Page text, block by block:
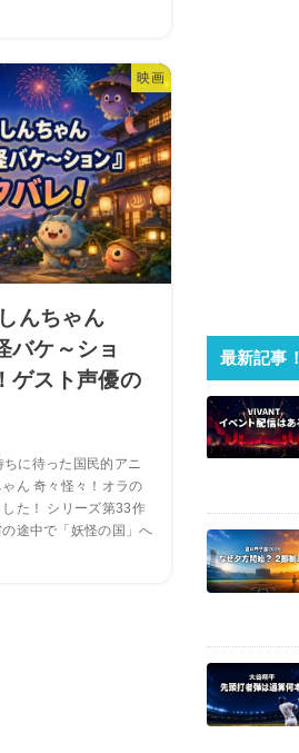
映画
んちゃん
バケ～ショ
ゲスト声優の
に待った国民的アニ
ん 奇々怪々！オラの
た！ シリーズ第33作
途中で「妖怪の国」へ
最新記事！